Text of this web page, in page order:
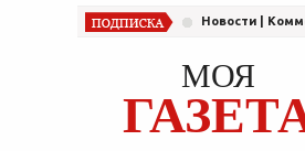
Новости
МОЯ